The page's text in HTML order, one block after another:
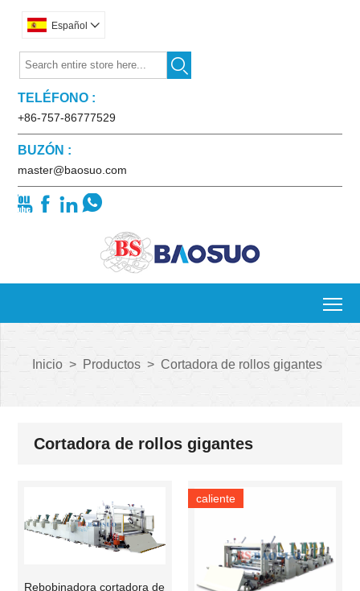
Español 

TELÉFONO :
+86-757-86777529
BUZÓN :
master@baosuo.com
   
Inicio > Productos > Cortadora de rollos gigantes
Cortadora de rollos gigantes
Rebobinadora cortadora de
caliente